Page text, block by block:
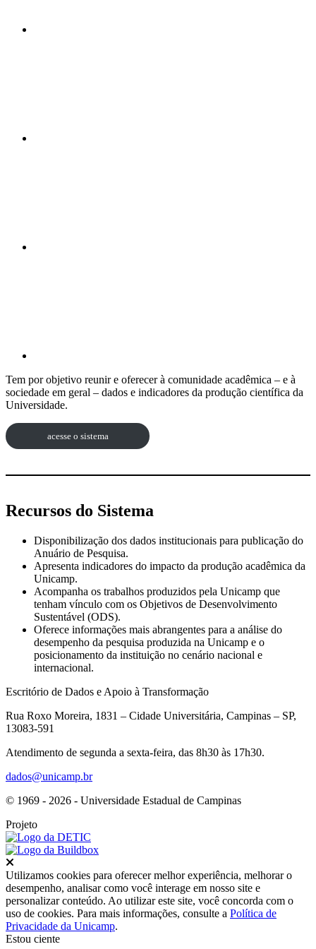
Tem por objetivo reunir e oferecer à comunidade acadêmica – e à
sociedade em geral – dados e indicadores da produção científica da
Universidade.
acesse o sistema
Recursos do Sistema
Disponibilização dos dados institucionais para publicação do
Anuário de Pesquisa.
Apresenta indicadores do impacto da produção acadêmica da
Unicamp.
Acompanha os trabalhos produzidos pela Unicamp que
tenham vínculo com os Objetivos de Desenvolvimento
Sustentável (ODS).
Oferece informações mais abrangentes para a análise do
desempenho da pesquisa produzida na Unicamp e o
posicionamento da instituição no cenário nacional e
internacional.
Escritório de Dados e Apoio à Transformação
Rua Roxo Moreira, 1831 – Cidade Universitária, Campinas – SP,
13083-591
Atendimento de segunda a sexta-feira, das 8h30 às 17h30.
dados@unicamp.br
© 1969 - 2026 - Universidade Estadual de Campinas
Projeto
Utilizamos cookies para oferecer melhor experiência, melhorar o
desempenho, analisar como você interage em nosso site e
personalizar conteúdo. Ao utilizar este site, você concorda com o
uso de cookies. Para mais informações, consulte a Política de
Privacidade da Unicamp.
Estou ciente